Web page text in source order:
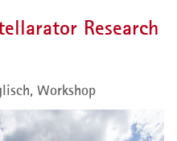
Research
Workshop